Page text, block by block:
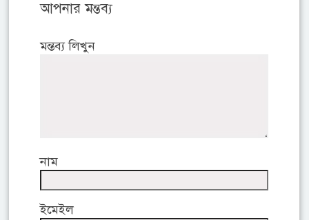
আপনার মন্তব্য
মন্তব্য লিখুন
নাম
ইমেইল